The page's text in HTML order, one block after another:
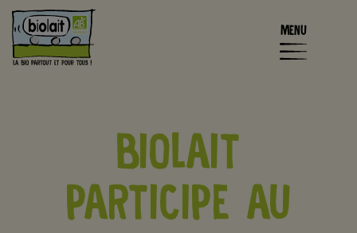
MENU
BIOLAIT
PARTICIPE AU